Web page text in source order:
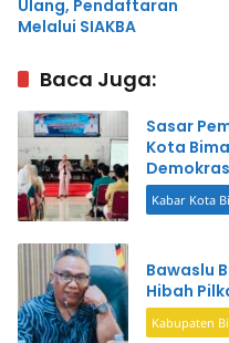
Ulang, Pendaftaran
Melalui SIAKBA
Baca Juga:
Sasar
Kota
Kabar Kota
Bawaslu
Hibah
Kabupaten